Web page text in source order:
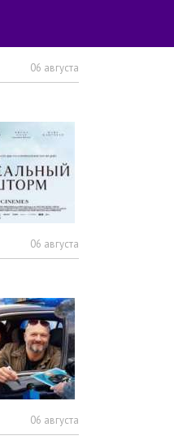
06 августа
06 августа
06 августа